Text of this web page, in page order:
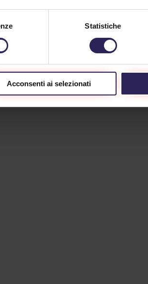
Statistiche
Acconsenti ai selezionati